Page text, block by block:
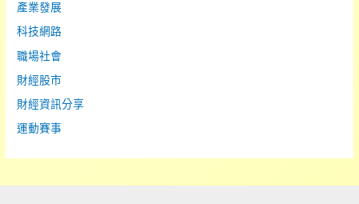
產業發展
科技網路
職場社會
財經股市
財經資訊分享
運動賽事